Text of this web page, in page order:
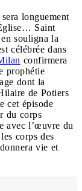
longuement
Saint
souligna la
célébrée dans
confirmera
prophétie
dont la
de Potiers
cet épisode
du corps
avec l’œuvre du
corps des
vie et